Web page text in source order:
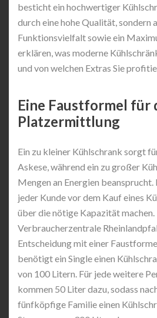
besticht ein hochwertiger
durch eine hohe Qualität, sondern
Funktionsvielfalt sowie ein
erklären, was moderne
und von welchen Extras Sie
Eine Faustformel für
Platzermittlung
Ein zu kleiner Kühlschrank sorgt
Askese, während ein zu großer
Mengen an Energien
jeder Kunde vor dem Kauf eines
über die nötige Kapazität machen.
Verbraucherzentrale
Entscheidung mit einer
benötigt ein Single einen
von 100 Litern. Für jede weitere
kommen 50 Liter dazu, sodass
fünfköpfige Familie einen